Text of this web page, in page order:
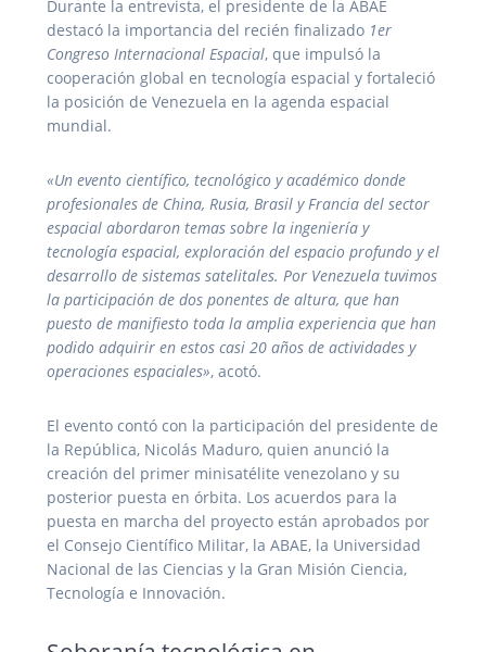
Durante la entrevista, el presidente de la ABAE
destacó la importancia del recién finalizado 1er
Congreso Internacional Espacial, que impulsó la
cooperación global en tecnología espacial y fortaleció
la posición de Venezuela en la agenda espacial
mundial.
«Un evento científico, tecnológico y académico donde
profesionales de China, Rusia, Brasil y Francia del sector
espacial abordaron temas sobre la ingeniería y
tecnología espacial, exploración del espacio profundo y el
desarrollo de sistemas satelitales. Por Venezuela tuvimos
la participación de dos ponentes de altura, que han
puesto de manifiesto toda la amplia experiencia que han
podido adquirir en estos casi 20 años de actividades y
operaciones espaciales», acotó.
El evento contó con la participación del presidente de
la República, Nicolás Maduro, quien anunció la
creación del primer minisatélite venezolano y su
posterior puesta en órbita. Los acuerdos para la
puesta en marcha del proyecto están aprobados por
el Consejo Científico Militar, la ABAE, la Universidad
Nacional de las Ciencias y la Gran Misión Ciencia,
Tecnología e Innovación.